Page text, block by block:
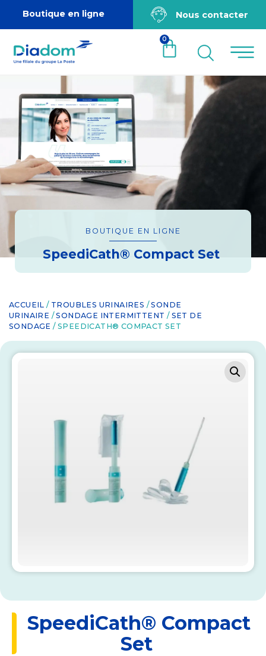
Boutique en ligne Nous contacter
0
BOUTIQUE EN LIGNE
SpeediCath® Compact Set
ACCUEIL / TROUBLES URINAIRES /SONDE
URINAIRE /SONDAGE INTERMITTENT / SET DE
SONDAGE / SPEEDICATH® COMPACT SET
SpeediCath® Compact
Set